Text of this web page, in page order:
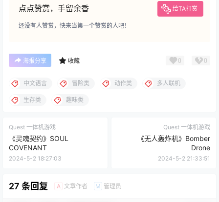
点点赞赏，手留余香 给TA打赏
还没有人赞赏，快来当第一个赞赏的人吧！
海报分享 收藏 0 0
中文语言 冒险类 动作类 多人联机
生存类 趣味类
Quest 一体机游戏
《灵魂契约》SOUL
COVENANT
2024-5-2 18:27:03
Quest 一体机游戏
《无人轰炸机》Bomber
Drone
2024-5-2 21:33:51
27 条回复 A 文章作者 M 管理员